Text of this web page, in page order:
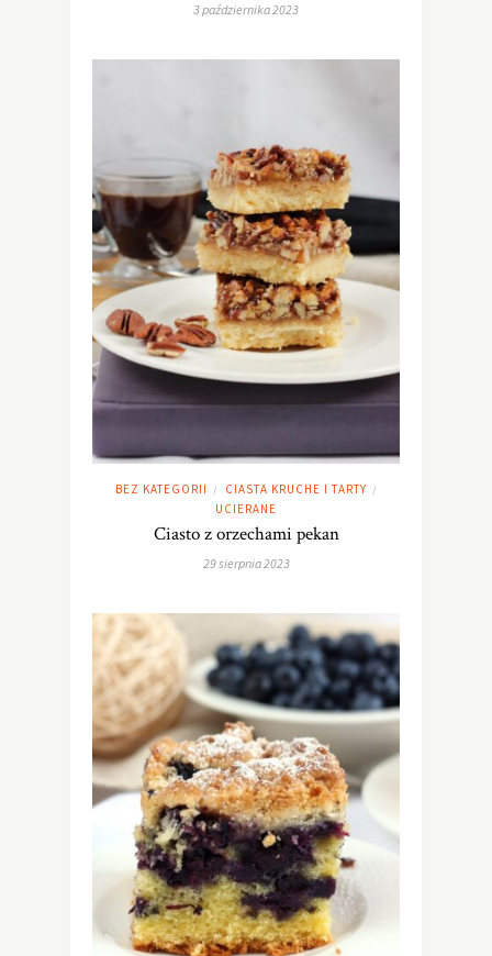
3 października 2023
BEZ KATEGORII / CIASTA KRUCHE I TARTY /
UCIERANE
Ciasto z orzechami pekan
29 sierpnia 2023